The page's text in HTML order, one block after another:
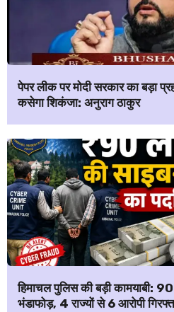
पेपर लीक पर मोदी सरकार का बड़ा
कसेगा शिकंजा: अनुराग ठाकुर
हिमाचल पुलिस की बड़ी कामयाबी:
भंडाफोड़, 4 राज्यों से 6 आरोपी